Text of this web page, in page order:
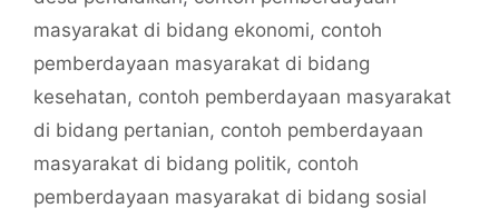
masyarakat di bidang ekonomi, contoh
pemberdayaan masyarakat di bidang
kesehatan, contoh pemberdayaan masyarakat
di bidang pertanian, contoh pemberdayaan
masyarakat di bidang politik, contoh
pemberdayaan masyarakat di bidang sosial